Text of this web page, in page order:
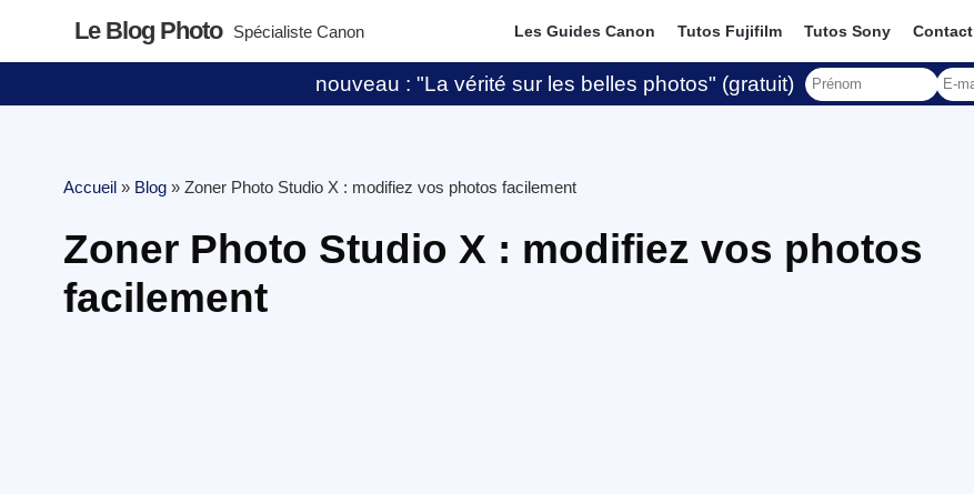
Le Blog Photo Spécialiste Canon Les Guides Canon Tutos Fujifilm Tutos Sony Contact
nouveau : "La vérité sur les belles photos" (gratuit)
Accueil » Blog » Zoner Photo Studio X : modifiez vos photos facilement
Zoner Photo Studio X : modifiez vos photos
facilement